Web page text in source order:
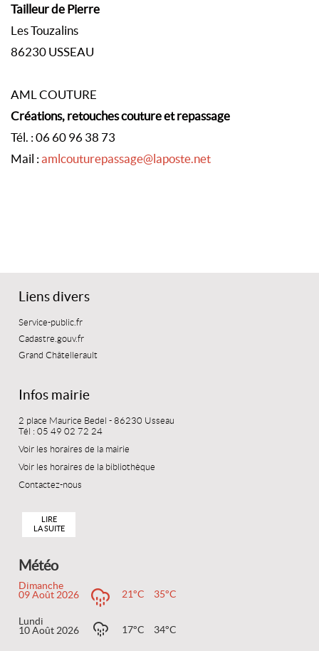
Tailleur de Pierre
Les Touzalins
86230 USSEAU
AML COUTURE
Créations, retouches couture et repassage
Tél. : 06 60 96 38 73
Mail : amlcouturepassage@laposte.net
Liens divers
Service-public.fr
Cadastre.gouv.fr
Grand Châtellerault
Infos mairie
2 place Maurice Bedel - 86230 Usseau
Tél : 05 49 02 72 24
Voir les horaires de la mairie
Voir les horaires de la bibliothèque
Contactez-nous
LIRE
LA SUITE
Météo
Dimanche
09 Août 2026
21°C 35°C
Lundi
10 Août 2026
17°C 34°C